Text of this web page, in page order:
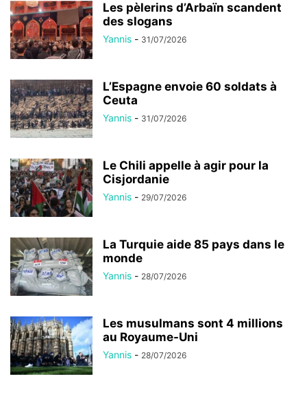
Les pèlerins d’Arbaïn scandent
des slogans
Yannis - 31/07/2026
L’Espagne envoie 60 soldats à
Ceuta
Yannis - 31/07/2026
Le Chili appelle à agir pour la
Cisjordanie
Yannis - 29/07/2026
La Turquie aide 85 pays dans le
monde
Yannis - 28/07/2026
Les musulmans sont 4 millions
au Royaume-Uni
Yannis - 28/07/2026